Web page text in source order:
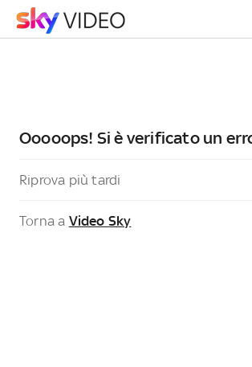
Ooooops! Si è verificato un
Riprova più tardi
Torna a Video Sky